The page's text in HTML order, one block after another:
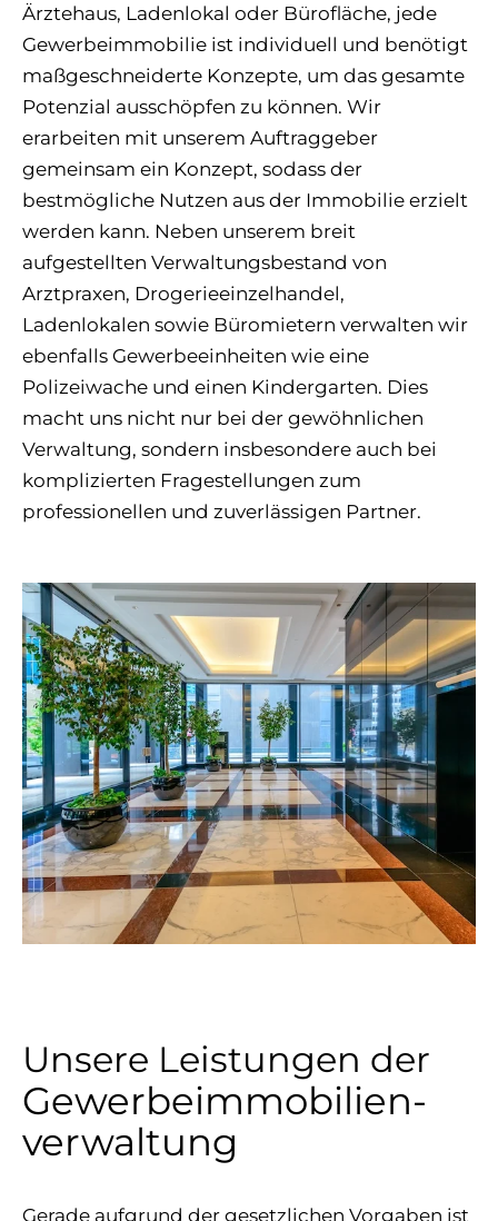
Ärztehaus, Ladenlokal oder Bürofläche, jede
Gewerbeimmobilie ist individuell und benötigt
maßgeschneiderte Konzepte, um das gesamte
Potenzial ausschöpfen zu können. Wir
erarbeiten mit unserem Auftraggeber
gemeinsam ein Konzept, sodass der
bestmögliche Nutzen aus der Immobilie erzielt
werden kann. Neben unserem breit
aufgestellten Verwaltungsbestand von
Arztpraxen, Drogerieeinzelhandel,
Ladenlokalen sowie Büromietern verwalten wir
ebenfalls Gewerbeeinheiten wie eine
Polizeiwache und einen Kindergarten. Dies
macht uns nicht nur bei der gewöhnlichen
Verwaltung, sondern insbesondere auch bei
komplizierten Fragestellungen zum
professionellen und zuverlässigen Partner.
Unsere Leistungen der
Gewerbe­immobilien­
verwaltung
Gerade aufgrund der gesetzlichen Vorgaben ist